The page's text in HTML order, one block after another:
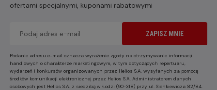
ofertami specjalnymi, kuponami rabatowymi
ZAPISZ MNIE
Podanie adresu e-mail oznacza wyrażenie zgody na otrzymywanie informacji
handlowych o charakterze marketingowym, w tym dotyczących repertuaru,
wydarzeń i konkursów organizowanych przez Helios S.A. wysyłanych za pomocą
środków komunikacji elektronicznej przez Helios S.A. Administratorem danych
osobowych jest Helios S.A. z siedzibą w Łodzi (90-318) przy ul. Sienkiewicza 82/84.